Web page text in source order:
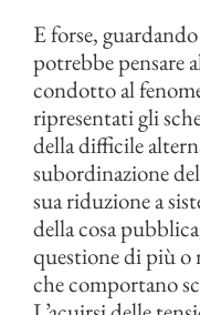
E forse,
potrebbe pensare
condotto al
ripresentati gli
della difficile
subordinazione
sua riduzione a
della cosa
questione di più o
che comportano